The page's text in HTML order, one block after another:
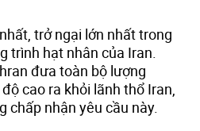
trở ngại lớn nhất trong
trình hạt nhân của Iran.
đưa toàn bộ lượng
cao ra khỏi lãnh thổ Iran,
chấp nhận yêu cầu này.